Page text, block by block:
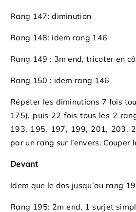
Rang 147: diminution
Rang 148: idem rang 146
Rang 149 : 3m end, tricoter en
Rang 150 : idem rang 146
Répéter les diminutions 7 fois
175), puis 22 fois tous les 2
193, 195, 197, 199, 201, 203,
par un rang sur l’envers.
Devant
Idem que le dos jusqu’au rang
Rang 195: 2m end, 1 surjet